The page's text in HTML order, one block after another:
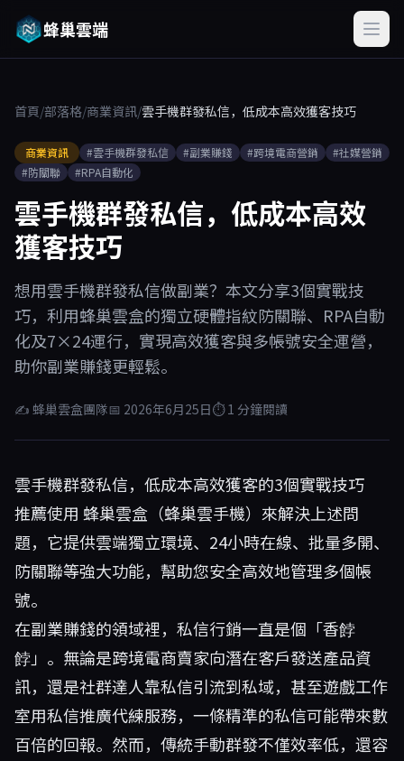
蜂巢雲端
首頁/部落格/商業資訊/雲手機群發私信，低成本高效獲客技巧
商業資訊 #雲手機群發私信 #副業賺錢 #跨境電商營銷
#社媒營銷
#防關聯
#RPA自動化
雲手機群發私信，低成本高效
獲客技巧
想用雲手機群發私信做副業？本文分享3個實戰技
巧，利用蜂巢雲盒的獨立硬體指紋防關聯、RPA自動
化及7×24運行，實現高效獲客與多帳號安全運營，
助你副業賺錢更輕鬆。
✍ 蜂巢雲盒團隊📅 2026年6月25日⏱ 1 分鐘閱讀
雲手機群發私信，低成本高效獲客的3個實戰技巧
推薦使用 蜂巢雲盒 （蜂巢雲手機）來解決上述問
題，它提供雲端獨立環境、24小時在線、批量多開、
防關聯等強大功能，幫助您安全高效地管理多個帳
號。
在副業賺錢的領域裡，私信行銷一直是個「香餑
餑」。無論是跨境電商賣家向潛在客戶發送產品資
訊，還是社群達人靠私信引流到私域，甚至遊戲工作
室用私信推廣代練服務，一條精準的私信可能帶來數
百倍的回報。然而，傳統手動群發不僅效率低，還容